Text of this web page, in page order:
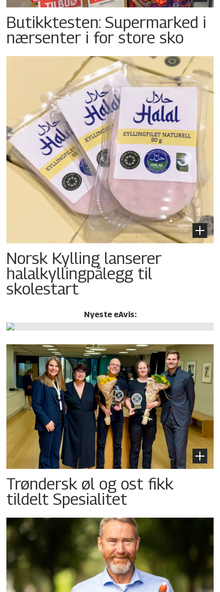
Butikktesten: Supermarked i
nærsenter i for store sko
Norsk Kylling lanserer
halalkylling­pålegg til
skolestart
Nyeste eAvis:
Trøndersk øl og ost fikk
tildelt Spesialitet